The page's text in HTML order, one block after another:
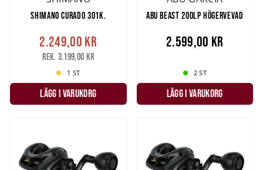
SHIMANO CURADO 301K.
2.249,00 kr
Rek. 3.199,00 kr
1 ST
LÄGG I VARUKORG
ABU BEAST 200LP HÖGERVEVAD
2.599,00 kr
2 ST
LÄGG I VARUKORG